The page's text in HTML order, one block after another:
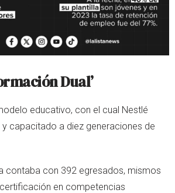
Dual’
educativo, con el cual Nestlé
capacitado a diez generaciones de
contaba con 392 egresados, mismos
en competencias